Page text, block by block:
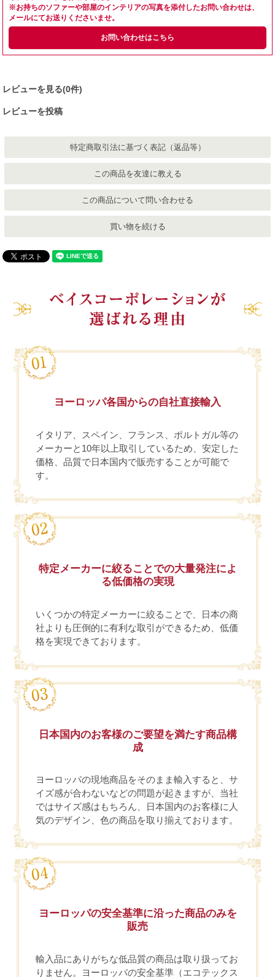
※お持ちのソファーや部屋のインテリアの写真を添付したお問い合わせは、
メールにてお送りくださいませ。
お問い合わせはこちら
レビューを見る(0件)
レビューを投稿
特定商取引法に基づく表記（返品等）
この商品を友達に教える
この商品について問い合わせる
買い物を続ける
ヨーロッパ各国からの自社直接輸入
イタリア、スペイン、フランス、ポルトガル等の
メーカーと10年以上取引しているため、安定した
価格、品質で日本国内で販売することが可能で
す。
特定メーカーに絞ることでの大量発注によ
る低価格の実現
いくつかの特定メーカーに絞ることで、日本の商
社よりも圧倒的に有利な取引ができるため、低価
格を実現できております。
日本国内のお客様のご要望を満たす商品構
成
ヨーロッパの現地商品をそのまま輸入すると、サ
イズ感が合わないなどの問題が起きますが、当社
ではサイズ感はもちろん、日本国内のお客様に人
気のデザイン、色の商品を取り揃えております。
ヨーロッパの安全基準に沿った商品のみを
販売
輸入品にありがちな低品質の商品は取り扱ってお
りません。ヨーロッパの安全基準（エコテックス